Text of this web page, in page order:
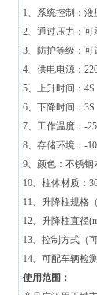
1、系统控制：液
2、通过压力：可
3、防护等级：可
4、供电电源：
5、上升时间： 4S
6、下降时间： 3S
7、工作温度： -25
8、存储环境： -10
9、颜色：不锈
10、柱体材质：
11、升降柱规格（
12、升降柱直径
13、控制方式（
14、可配车辆检
使用范围：